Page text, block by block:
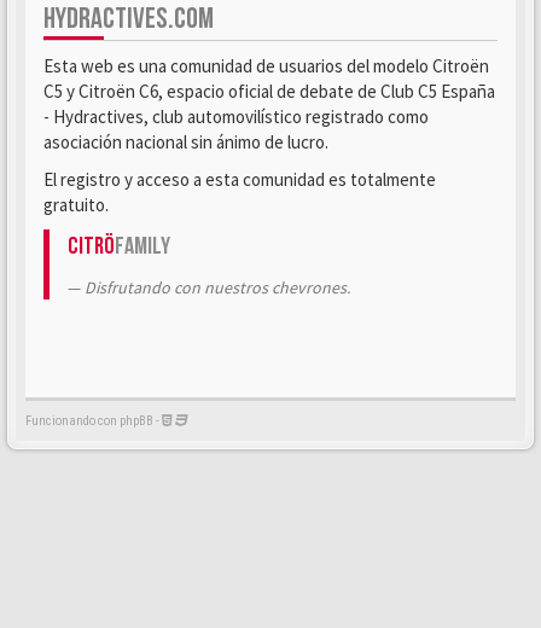
HYDRACTIVES.COM
Esta web es una comunidad de usuarios del modelo Citroën
C5 y Citroën C6, espacio oficial de debate de Club C5 España
- Hydractives, club automovilístico registrado como
asociación nacional sin ánimo de lucro.
El registro y acceso a esta comunidad es totalmente
gratuito.
CitröFamily
Disfrutando con nuestros chevrones.
Funcionando con phpBB -